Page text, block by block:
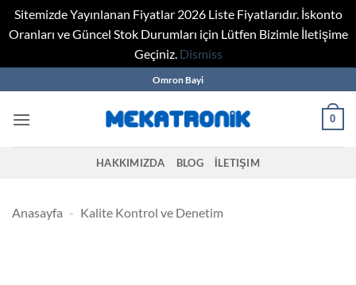
Sitemizde Yayınlanan Fiyatlar 2026 Liste Fiyatlarıdır. İskonto
Oranları ve Güncel Stok Durumları için Lütfen Bizimle İletişime
Geçiniz. Dismiss
to
content
Omron Bayi
0
HAKKIMIZDA BLOG İLETIŞIM
Anasayfa - Kalite Kontrol ve Denetim